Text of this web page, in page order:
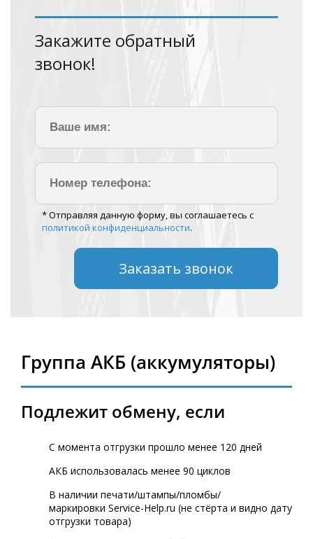
Закажите обратный
звонок!
* Отправляя данную форму, вы соглашаетесь с
политикой конфиденциальности.
Группа АКБ (аккумуляторы)
Подлежит обмену, если
С момента отгрузки прошло менее 120 дней
АКБ использовалась менее 90 циклов
В наличии печати/штампы/пломбы/
маркировки Service-Help.ru (не стёрта и видно дату
отгрузки товара)